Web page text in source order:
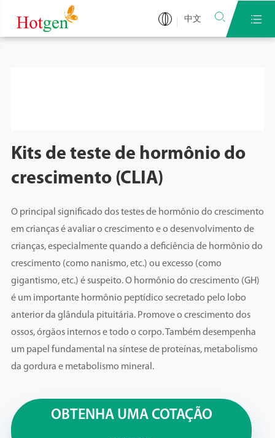
中文  
Kits de teste de hormônio do
crescimento (CLIA)
O principal significado dos testes de hormônio do crescimento
em crianças é avaliar o crescimento e o desenvolvimento de
crianças, especialmente quando a deficiência de hormônio do
crescimento (como nanismo, etc.) ou excesso (como
gigantismo, etc.) é suspeito. O hormônio do crescimento (GH)
é um importante hormônio peptídico secretado pelo lobo
anterior da glândula pituitária. Promove o crescimento dos
ossos, órgãos internos e todo o corpo. Também desempenha
um papel fundamental na síntese de proteínas, metabolismo
da gordura e metabolismo mineral.
OBTENHA UMA COTAÇÃO